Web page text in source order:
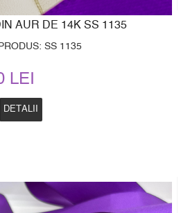
AUR DE 14K SS 1135
SS 1135
LEI
DETALII